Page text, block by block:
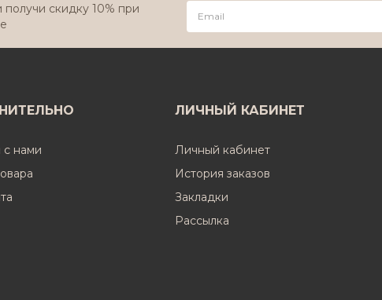
скидку 10% при
с нами
ЛИЧНЫЙ КАБИНЕТ
Личный кабинет
История заказов
Закладки
Рассылка